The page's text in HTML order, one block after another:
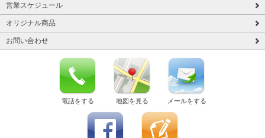
営業スケジュール
オリジナル商品
お問い合わせ
電話をする 地図を見る メールをする